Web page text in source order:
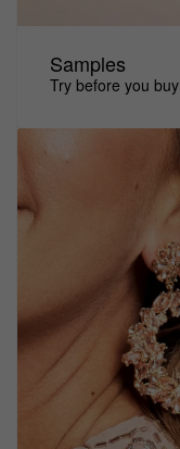
Samples
Try before you buy